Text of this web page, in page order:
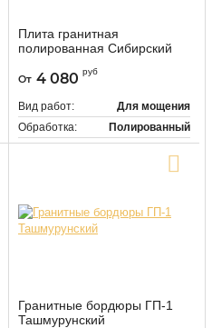
Плита гранитная
полированная Сибирский
118500
От 4 080 руб
Вид работ:
Для мощения
Обработка:
Полированный
Гранитные бордюры ГП-1
Ташмурунский